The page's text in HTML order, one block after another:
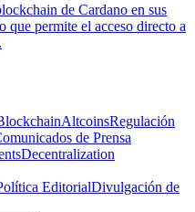
de Cardano en sus
que permite el acceso directo a
AltcoinsRegulación
de Prensa
Decentralization
EditorialDivulgación de